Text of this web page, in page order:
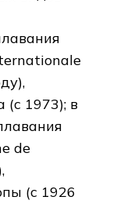
1973); в
de
(с 1926